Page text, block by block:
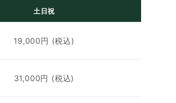
土日祝
19,000円 (税込)
31,000円 (税込)